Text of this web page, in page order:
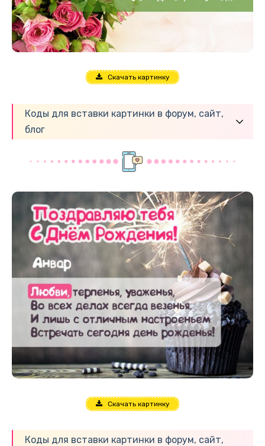
Скачать картинку
Коды для вставки картинки в форум, сайт,
блог
Скачать картинку
Коды для вставки картинки в форум, сайт,